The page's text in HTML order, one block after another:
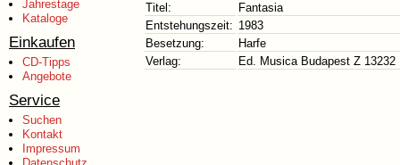
Jahrestage
Kataloge
Einkaufen
CD-Tipps
Angebote
Service
Suchen
Kontakt
Impressum
Titel:
Fantasia
Entstehungszeit: 1983
Besetzung:
Harfe
Verlag:
Ed. Musica Budapest Z 13232